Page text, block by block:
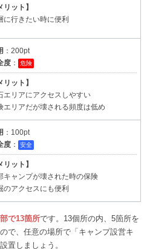
リット】
に行きたい時に便利
：200pt
度 ： 危険
リット】
エリアにアクセスしやすい
エリアだが壊される頻度は低め
：100pt
度 ： 安全
リット】
キャンプが壊された時の保険
のアクセスにも便利
で13箇所です。13個所の内、5箇所を
で、任意の場所で「キャンプ設営キ
置しましょう。